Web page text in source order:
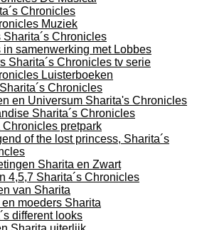
Chronicles
Muziek
Sharita´s Chronicles
in samenwerking met Lobbes
Sharita´s Chronicles tv serie
Luisterboeken
Chronicles
en Universum Sharita's Chronicles
Sharita´s Chronicles
Chronicles pretpark
of the lost princess, Sharita´s
Sharita en Zwart
4,5,7 Sharita´s Chronicles
van Sharita
moeders Sharita
different looks